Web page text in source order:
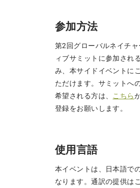
参加方法
第2回グローバルネイチャ
ィブサミットに参加され
み、本サイドイベントに
ただけます。サミットへ
希望される方は、
こちら
登録をお願いします。
使用言語
本イベントは、日本語で
なります。通訳の提供は